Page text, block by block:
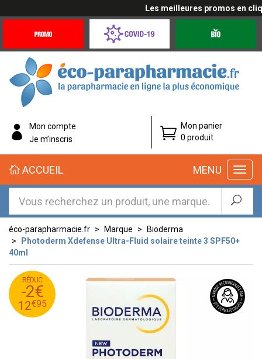
Les meilleures promos en
Offres
Coronavirus
éco-
parapharmacie.fr
éco-
parapharmacie.fr
Mon compte
Je m’inscris
Mon panier
0 produit
MENU
ACCUEIL
éco-parapharmacie.fr Marque
Bioderma
Photoderm Xdefense Ultra-Fluid solaire teinte 3 SPF50+
40ml
RÉDUC
-2€
12€95
14
€
95
12
€
95